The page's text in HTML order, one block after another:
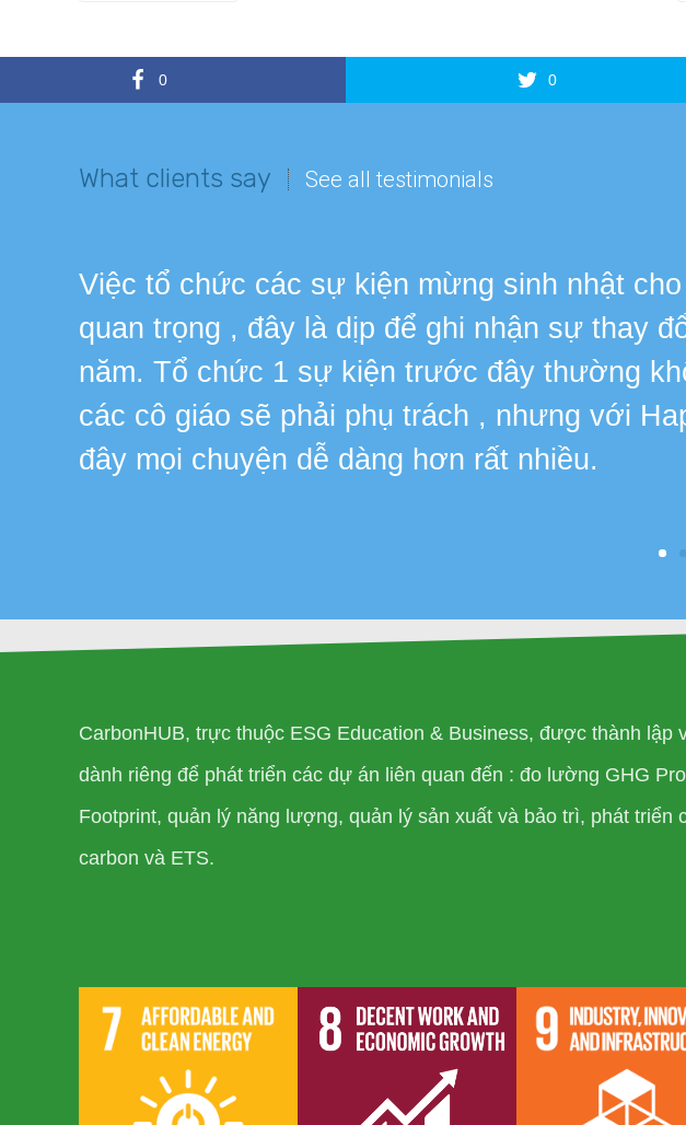
0 0
What clients say See all testimonials
Việc tổ chức các sự kiện mừng sinh nhật
quan trọng , đây là dịp để ghi nhận sự thay
năm. Tổ chức 1 sự kiện trước đây thường
các cô giáo sẽ phải phụ trách , nhưng với
đây mọi chuyện dễ dàng hơn rất nhiều.
CarbonHUB, trực thuộc ESG Education & Business, được thành lập
dành riêng để phát triển các dự án liên quan đến : đo lường GHG
Footprint, quản lý năng lượng, quản lý sản xuất và bảo trì, phát triển
carbon và ETS.